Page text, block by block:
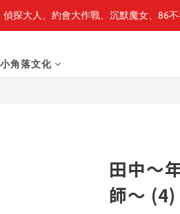
🔥「全知讀者視角」 周邊商品
偵探大人、約會大作戰、沉默魔女、86
小角落文化
田中～
師～ (4)